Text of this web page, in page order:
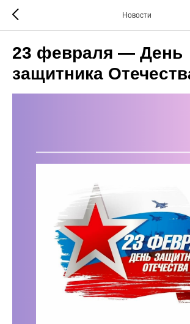
Новости
23 февраля — День
защитника